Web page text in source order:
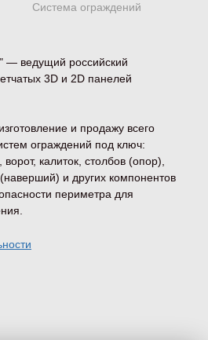
— ведущий российский
3D и 2D панелей
и продажу всего
ограждений под ключ:
калиток, столбов (опор),
и других компонентов
периметра для
Система ограждений